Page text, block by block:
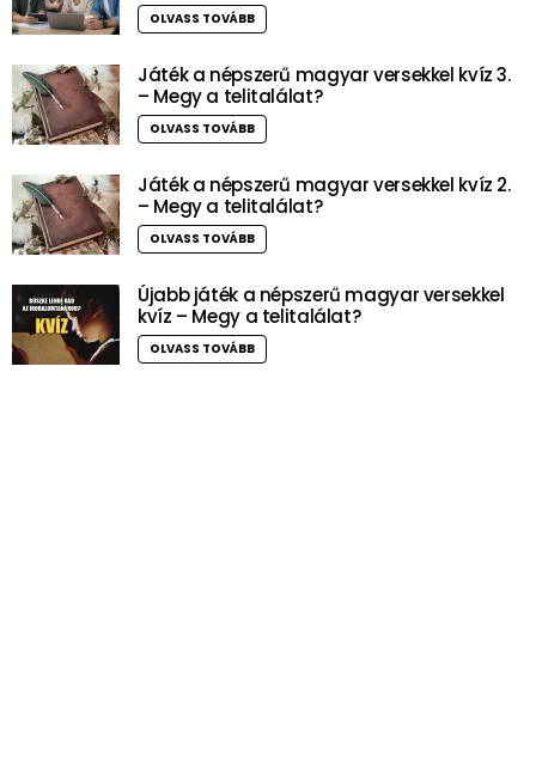
OLVASS TOVÁBB
Játék a népszerű magyar versekkel kvíz 3.
– Megy a telitalálat?
OLVASS TOVÁBB
Játék a népszerű magyar versekkel kvíz 2.
– Megy a telitalálat?
OLVASS TOVÁBB
Újabb játék a népszerű magyar versekkel
kvíz – Megy a telitalálat?
OLVASS TOVÁBB